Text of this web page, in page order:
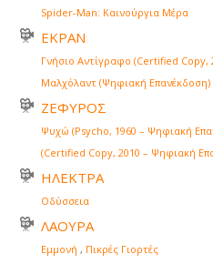
Spider-Man: Καινούργια Μέρα
ΕΚΡΑΝ
Γνήσιο Αντίγραφο (Certified
Μαλχόλαντ (Ψηφιακή Επανέκδοση)
ΖΕΦΥΡΟΣ
Ψυχώ (Psycho, 1960 – Ψηφιακή
(Certified Copy, 2010 – Ψηφιακή
ΗΛΕΚΤΡΑ
Οδύσσεια
ΛΑΟΥΡΑ
Εμμονή , Πικρές Γιορτές